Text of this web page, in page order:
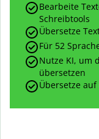
Bearbeite
Schreibtools
Übersetze
Für 52
Nutze KI, um
übersetzen
Übersetze